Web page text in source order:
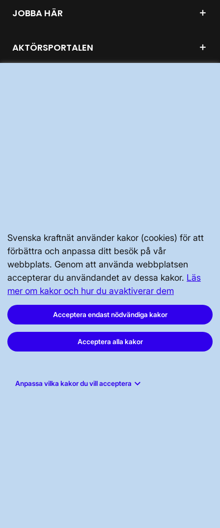
Svenska kraftnät använder kakor (cookies) för att
förbättra och anpassa ditt besök på vår
webbplats. Genom att använda webbplatsen
accepterar du användandet av dessa kakor. Läs
mer om kakor och hur du avaktiverar dem
Acceptera endast nödvändiga kakor
Acceptera alla kakor
Anpassa vilka kakor du vill acceptera keyboard_arrow_down
JOBBA HÄR
AKTÖRSPORTALEN
Prenumerera
Vår dataskyddspolicy
Tillgänglighetsredogörelse